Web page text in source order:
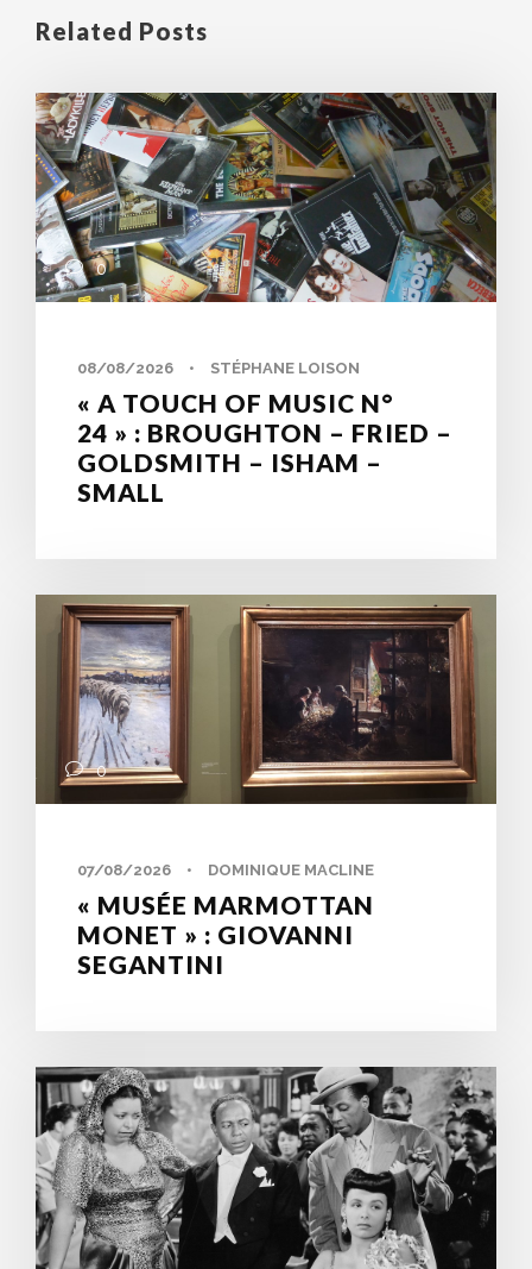
Related Posts
0
08/08/2026 • STÉPHANE LOISON
« A TOUCH OF MUSIC N°
24 » : BROUGHTON – FRIED –
GOLDSMITH – ISHAM –
SMALL
0
07/08/2026 • DOMINIQUE MACLINE
« MUSÉE MARMOTTAN
MONET » : GIOVANNI
SEGANTINI